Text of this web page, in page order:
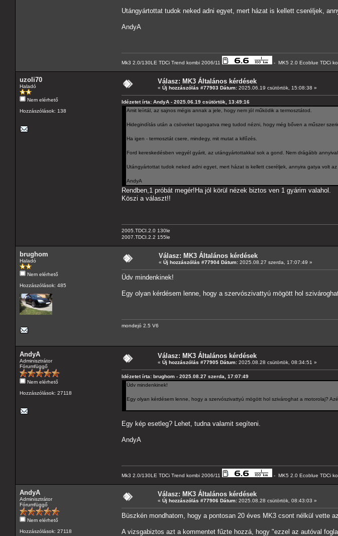
Utángyártottat tudok neked adni egyet, mert házat is kellett cseréljek,
AndyA
Mk3 2.0/130LE TDCi Trend kombi 2006/11 - MK5 2.0 Ecoblue TDCi
uzoli70
Haladó
Nem elérhető
Hozzászólások: 138
Válasz: MK3 Általános kérdések
« Új hozzászólás #77903 Dátum: 2025.06.19 csütörtök, 15:08:38 »
Idézetet írta: AndyA - 2025.06.19 csütörtök, 13:49:16
Amit leírtál, az sajnos mégis annak a jele, hogy nem jól működik a termosztátod.
Hidegindítás után a csöveket tapogatva meg tudod nézni, hogy még bőven a műszer
Ha igen - termosztát csere, mindegy, mit mutat a kifőzés.
Ford kereskedésben vegyél gyárit, az utángyártottakkal sok a gond. Nem drágább
Utángyártottat tudok neked adni egyet, mert házat is kellett cseréljek, annyira gatya volt
AndyA
Rendben,1 próbát megér!Ha jól körül nézek biztos ven 1 gyárim valahol.
Köszi a választ!!
2005.TDCI.2.0 130le
2007.TDCI.2.2 155le
brughom
Haladó
Nem elérhető
Hozzászólások: 485
Válasz: MK3 Általános kérdések
« Új hozzászólás #77904 Dátum: 2025.08.27 szerda, 17:07:49 »
Üdv mindenkinek!
Egy olyan kérdésem lenne, hogy a szervószivattyú mögött hol
mondejó 2.5 V6
AndyA
Adminisztrátor
Fórumfüggő
Nem elérhető
Hozzászólások: 27118
Válasz: MK3 Általános kérdések
« Új hozzászólás #77905 Dátum: 2025.08.28 csütörtök, 08:34:51 »
Idézetet írta: brughom - 2025.08.27 szerda, 17:07:49
Üdv mindenkinek!
Egy olyan kérdésem lenne, hogy a szervószivattyú mögött hol szivároghat a motorolaj?
Egy kép esetleg? Lehet, tudna valamit segíteni.
AndyA
Mk3 2.0/130LE TDCi Trend kombi 2006/11 - MK5 2.0 Ecoblue TDCi
AndyA
Adminisztrátor
Fórumfüggő
Nem elérhető
Hozzászólások: 27118
Válasz: MK3 Általános kérdések
« Új hozzászólás #77906 Dátum: 2025.08.28 csütörtök, 08:43:03 »
Büszkén mondhatom, hogy a pontosan 20 éves MK3 csont nélkül vette
A vizsgabiztos azt a kommentet fűzte hozzá, hogy "ezzel az autóval